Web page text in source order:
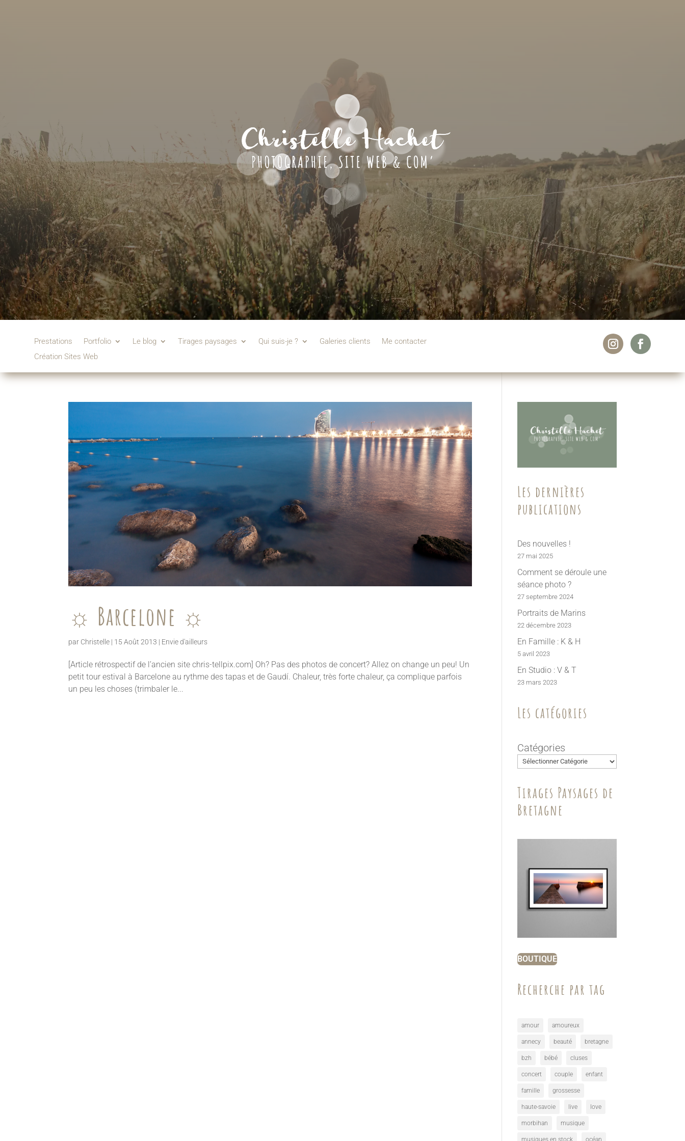
Prestations Portfolio Le blog Tirages paysages Qui suis-je ? Galeries clients
Me contacter
Création Sites Web
☼ Barcelone ☼
par Christelle | 15 Août 2013 | Envie d'ailleurs
[Article rétrospectif de l’ancien site chris-tellpix.com] Oh? Pas des photos de concert? Allez on change un peu! Un
petit tour estival à Barcelone au rythme des tapas et de Gaudí. Chaleur, très forte chaleur, ça complique parfois
un peu les choses (trimbaler le...
Les dernières
publications
Des nouvelles !
27 mai 2025
Comment se déroule une
séance photo ?
27 septembre 2024
Portraits de Marins
22 décembre 2023
En Famille : K & H
5 avril 2023
En Studio : V & T
23 mars 2023
Les catégories
Catégories
Tirages Paysages de
Bretagne
BOUTIQUE
Recherche par tag
amour amoureux
annecy beauté bretagne
bzh bébé cluses
concert couple enfant
famille grossesse
haute-savoie live love
morbihan musique
musiques en stock océan